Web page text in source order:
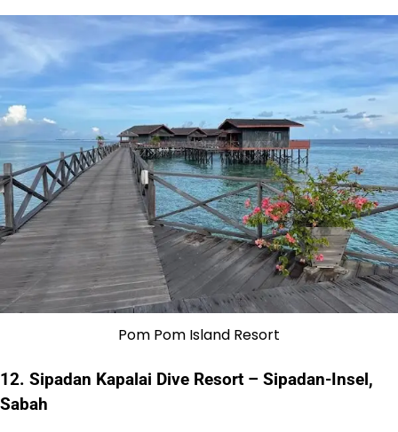
Pom Pom Island Resort
12. Sipadan Kapalai Dive Resort – Sipadan-Insel,
Sabah